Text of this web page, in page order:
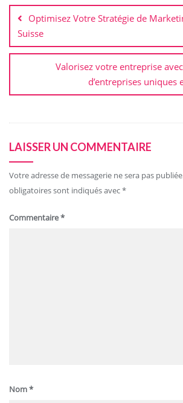
de
l’article
Optimisez Votre Stratégie de
Suisse
Valorisez votre entreprise
d’entreprises uniques
LAISSER UN COMMENTAIRE
Votre adresse de messagerie ne sera pas
obligatoires sont indiqués avec*
Commentaire*
Nom*